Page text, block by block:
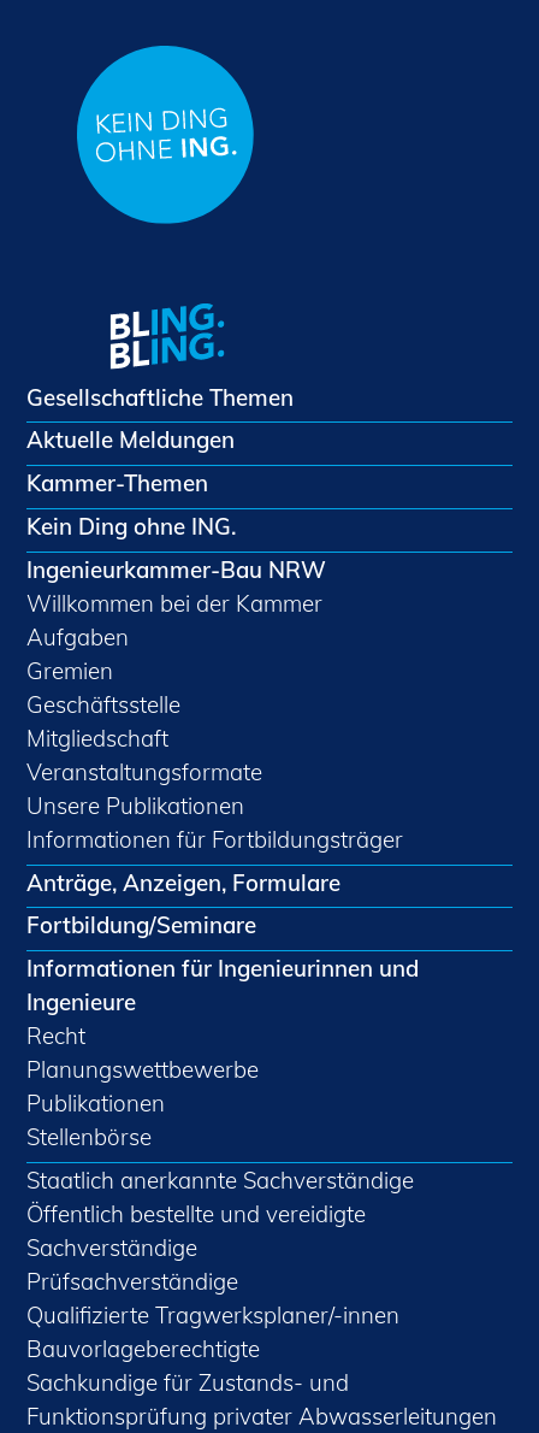
Gesellschaftliche Themen
Aktuelle Meldungen
Kammer-Themen
Kein Ding ohne ING.
Ingenieurkammer-Bau NRW
Willkommen bei der Kammer
Aufgaben
Gremien
Geschäftsstelle
Mitgliedschaft
Veranstaltungsformate
Unsere Publikationen
Informationen für Fortbildungsträger
Anträge, Anzeigen, Formulare
Fortbildung/Seminare
Informationen für Ingenieurinnen und
Ingenieure
Recht
Planungswettbewerbe
Publikationen
Stellenbörse
Staatlich anerkannte Sachverständige
Öffentlich bestellte und vereidigte
Sachverständige
Prüfsachverständige
Qualifizierte Tragwerksplaner/-innen
Bauvorlageberechtigte
Sachkundige für Zustands- und
Funktionsprüfung privater Abwasserleitungen